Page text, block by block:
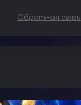
Обратная связь